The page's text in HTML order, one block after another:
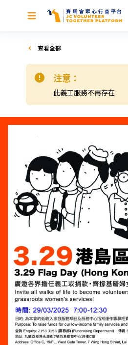
查看全部
注意：
此義工服務不再存在